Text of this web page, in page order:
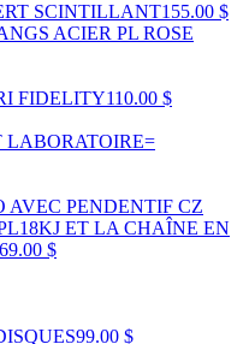
SCINTILLANT155.00 $
ACIER PL ROSE
FIDELITY110.00 $
AVEC PENDENTIF CZ
ET LA CHAÎNE EN
$
99.00 $